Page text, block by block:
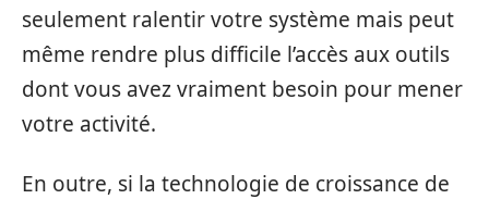
seulement ralentir votre système mais peut
même rendre plus difficile l’accès aux outils
dont vous avez vraiment besoin pour mener
votre activité.
En outre, si la technologie de croissance de